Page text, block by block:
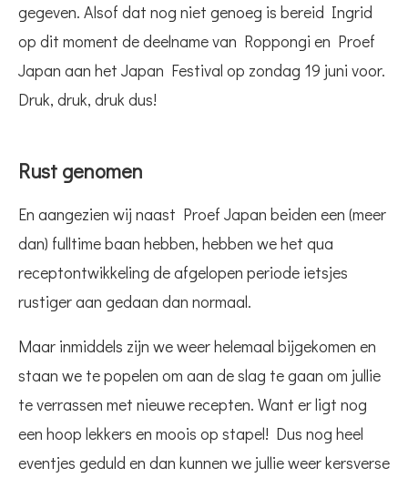
gegeven. Alsof dat nog niet genoeg is bereid Ingrid
op dit moment de deelname van Roppongi en Proef
Japan aan het Japan Festival op zondag 19 juni voor.
Druk, druk, druk dus!
Rust genomen
En aangezien wij naast Proef Japan beiden een (meer
dan) fulltime baan hebben, hebben we het qua
receptontwikkeling de afgelopen periode ietsjes
rustiger aan gedaan dan normaal.
Maar inmiddels zijn we weer helemaal bijgekomen en
staan we te popelen om aan de slag te gaan om jullie
te verrassen met nieuwe recepten. Want er ligt nog
een hoop lekkers en moois op stapel! Dus nog heel
eventjes geduld en dan kunnen we jullie weer kersverse